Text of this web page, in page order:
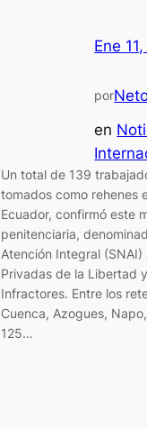
Ene
por
en
Un total de 139
tomados como rehenes
Ecuador, confirmó este
penitenciaria,
Atención Integral (SNAI)
Privadas de la Libertad
Infractores. Entre los
Cuenca, Azogues,
125…